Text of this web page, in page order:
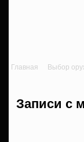
Главная Выбор
Записи с